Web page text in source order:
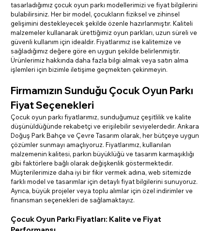
tasarladığımız çocuk oyun parkı modellerimizi ve fiyat bilgilerini
bulabilirsiniz. Her bir model, çocukların fiziksel ve zihinsel
gelişimini destekleyecek şekilde özenle hazırlanmıştır. Kaliteli
malzemeler kullanarak ürettiğimiz oyun parkları, uzun süreli ve
güvenli kullanım için idealdir. Fiyatlarımız ise kalitemize ve
sağladığımız değere göre en uygun şekilde belirlenmiştir.
Ürünlerimiz hakkında daha fazla bilgi almak veya satın alma
işlemleri için bizimle iletişime geçmekten çekinmeyin.
Firmamızın Sunduğu Çocuk Oyun Parkı
Fiyat Seçenekleri
Çocuk oyun parkı fiyatlarımız, sunduğumuz çeşitlilik ve kalite
düşünüldüğünde rekabetçi ve erişilebilir seviyelerdedir. Ankara
Doğuş Park Bahçe ve Çevre Tasarım olarak, her bütçeye uygun
çözümler sunmayı amaçlıyoruz. Fiyatlarımız, kullanılan
malzemenin kalitesi, parkın büyüklüğü ve tasarım karmaşıklığı
gibi faktörlere bağlı olarak değişkenlik göstermektedir.
Müşterilerimize daha iyi bir fikir vermek adına, web sitemizde
farklı model ve tasarımlar için detaylı fiyat bilgilerini sunuyoruz.
Ayrıca, büyük projeler veya toplu alımlar için özel indirimler ve
finansman seçenekleri de sağlamaktayız.
Çocuk Oyun Parkı Fiyatları: Kalite ve Fiyat